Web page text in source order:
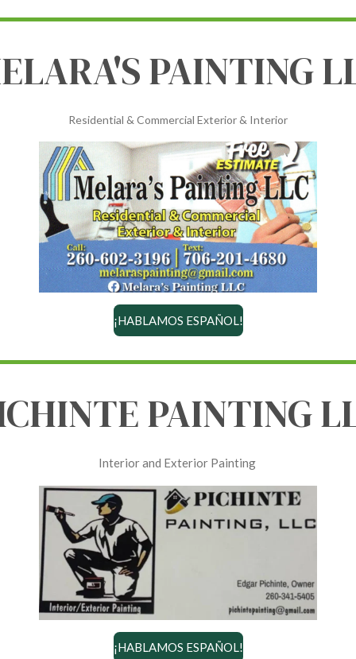
PAINTING
Residential & Commercial Exterior & Interior
¡HABLAMOS ESPAÑOL!
PAINTING
Interior and Exterior Painting
¡HABLAMOS ESPAÑOL!